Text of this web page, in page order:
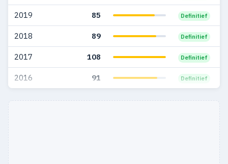
2019 85 Definitief
2018 89 Definitief
2017 108 Definitief
2016 91 Definitief